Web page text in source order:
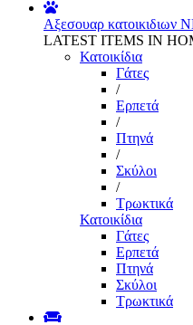
Αξεσουαρ κατοικιδιων
LATEST ITEMS IN
Κατοικίδια
Γάτες
/
Ερπετά
/
Πτηνά
/
Σκύλοι
/
Τρωκτικά
Κατοικίδια
Γάτες
Ερπετά
Πτηνά
Σκύλοι
Τρωκτικά